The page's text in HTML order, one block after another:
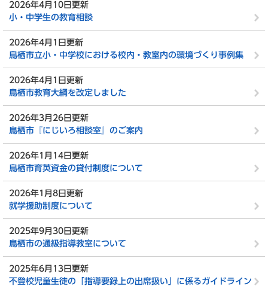
2026年4月10日更新
小・中学生の教育相談
2026年4月1日更新
鳥栖市立小・中学校における校内・教室内の環境づくり事例集
2026年4月1日更新
鳥栖市教育大綱を改定しました
2026年3月26日更新
鳥栖市『にじいろ相談室』のご案内
2026年1月14日更新
鳥栖市育英資金の貸付制度について
2026年1月8日更新
就学援助制度について
2025年9月30日更新
鳥栖市の通級指導教室について
2025年6月13日更新
不登校児童生徒の「指導要録上の出席扱い」に係るガイドライン